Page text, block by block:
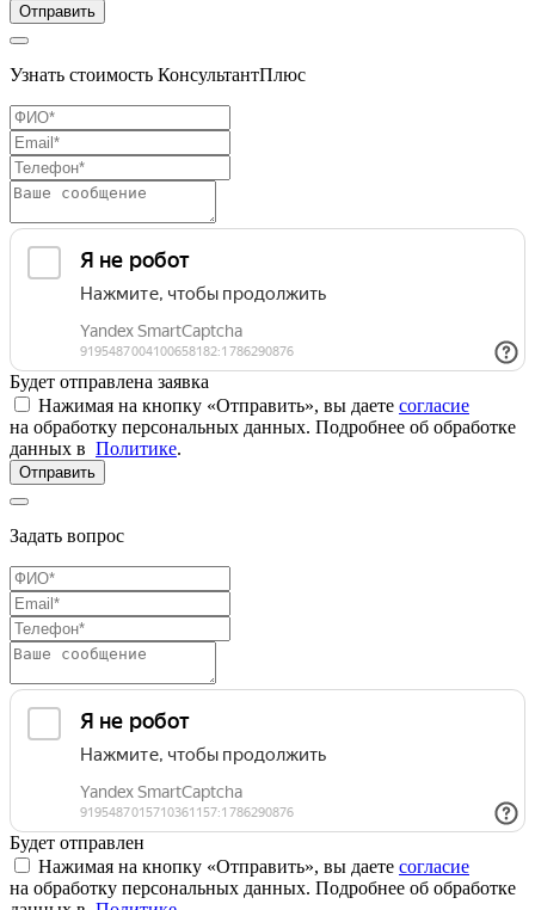
Отправить
Узнать стоимость КонсультантПлюс
Будет отправлена заявка
Нажимая на кнопку «Отправить», вы даете согласие
на обработку персональных данных. Подробнее об обработке
данных в Политике.
Отправить
Задать вопрос
Будет отправлен
Нажимая на кнопку «Отправить», вы даете согласие
на обработку персональных данных. Подробнее об обработке